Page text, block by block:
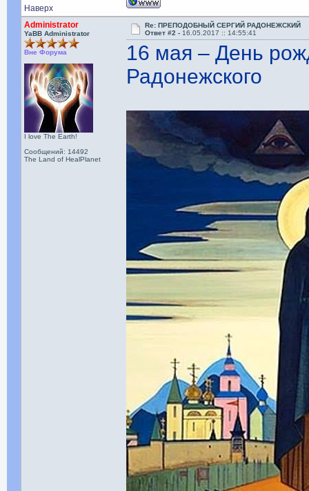
Наверх
Administrator
YaBB Administrator
Вне Форума
I love The Earth!
Сообщений: 14492
The Land of HealPlanet
Re: ПРЕПОДОБНЫЙ СЕРГИЙ РАДОНЕЖСКИЙ
Ответ #2 - 16.05.2017 :: 14:55:41
16 мая – День
Радонежского